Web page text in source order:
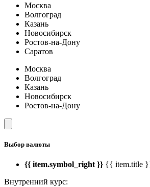
Москва
Волгоград
Казань
Новосибирск
Ростов-на-Дону
Саратов
Москва
Волгоград
Казань
Новосибирск
Ростов-на-Дону
Выбор валюты
{{ item.symbol_right }} {{ item.title
Внутренний курс: